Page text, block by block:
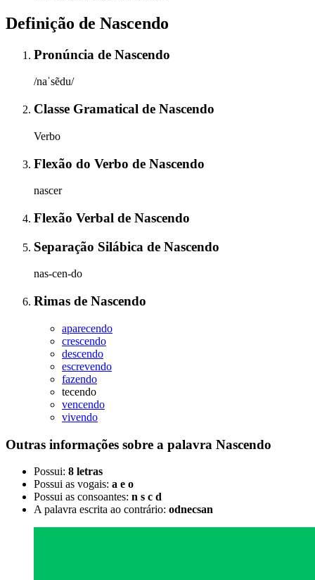
Definição de Nascendo
Pronúncia de Nascendo
/naˈsẽdu/
Classe Gramatical de Nascendo
Verbo
Flexão do Verbo de Nascendo
nascer
Flexão Verbal de Nascendo
Separação Silábica de Nascendo
nas-cen-do
Rimas de Nascendo
aparecendo
crescendo
descendo
escrevendo
fazendo
tecendo
vencendo
vivendo
Outras informações sobre a palavra Nascendo
Possui: 8 letras
Possui as vogais: a e o
Possui as consoantes: n s c d
A palavra escrita ao contrário: odnecsan